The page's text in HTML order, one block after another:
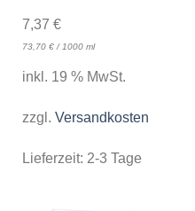
7,37 €
73,70 €/1000 ml
inkl. 19 % MwSt.
zzgl. Versandkosten
Lieferzeit: 2-3 Tage